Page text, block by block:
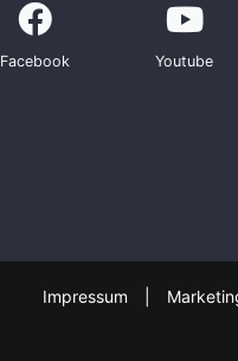
Facebook Youtube
Impressum